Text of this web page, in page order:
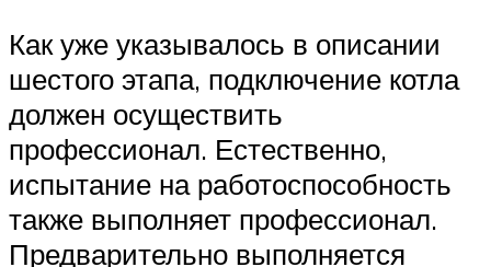
Как уже указывалось в описании
шестого этапа, подключение котла
должен осуществить
профессионал. Естественно,
испытание на работоспособность
также выполняет профессионал.
Предварительно выполняется